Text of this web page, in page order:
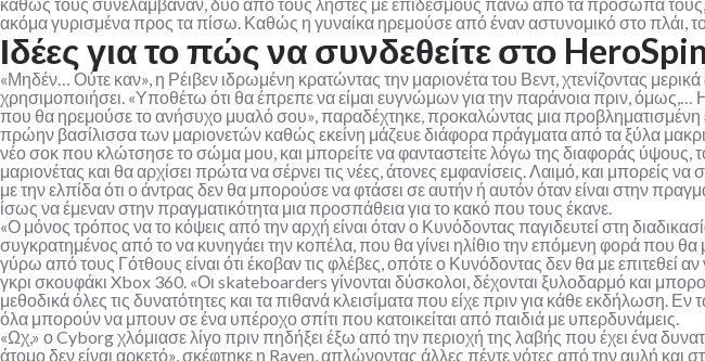
ακόμα γυρισμένα προς τα πίσω. Καθώς η γυναίκα ηρεμούσε από έναν αστυνομικό στο πλάι,
Ιδέες για το πώς να συνδεθείτε στο
«Μηδέν… Ούτε καν», η Ρέιβεν ιδρωμένη κρατώντας την μαριονέτα του Βεντ, χτενίζοντας μερικά
χρησιμοποιήσει. «Υποθέτω ότι θα έπρεπε να είμαι ευγνώμων για την παράνοια πριν,
που θα ηρεμούσε το ανήσυχο μυαλό σου», παραδέχτηκε, προκαλώντας μια
πρώην βασίλισσα των μαριονετών καθώς εκείνη μάζευε διάφορα πράγματα από τα ξύλα
νέο σοκ που κλώτσησε το σώμα μου, και μπορείτε να φανταστείτε λόγω της διαφοράς ύψους,
μαριονέτας και θα αρχίσει πρώτα να σέρνει τις νέες, άτονες εμφανίσεις. Λαιμό, και μπορείς
με την ελπίδα ότι ο άντρας δεν θα μπορούσε να φτάσει σε αυτήν ή αυτόν όταν είναι στην
ίσως να έμεναν στην πραγματικότητα μια προσπάθεια για το κακό που τους έκανε.
«Ο μόνος τρόπος να το κόψεις από την αρχή είναι όταν ο Κυνόδοντας παγιδευτεί στη
συγκρατημένος από το να κυνηγάει την κοπέλα, που θα γίνει ηλίθιο την επόμενη φορά που
γύρω από τους Γότθους είναι ότι έκοβαν τις φλέβες, οπότε ο Κυνόδοντας δεν θα με επιτεθεί
γκρι σκουφάκι Xbox 360. «Οι skateboarders γίνονται δύσκολοι, δέχονται ξυλοδαρμό και
μεθοδικά όλες τις δυνατότητες και τα πιθανά κλεισίματα που είχε πριν για κάθε
όλα μπορούν να μπουν σε ένα υπέροχο σπίτι που κατοικείται από παιδιά με υπερδυνάμεις.
«Ωχ,» ο Cyborg χλόμιασε λίγο πριν πηδήξει έξω από την περιοχή της λαβής που έχει ένα
άτομο δεν είναι αρκετό», σκέφτηκε η Raven, απλώνοντας άλλες πέντε νότες από την αυλή και